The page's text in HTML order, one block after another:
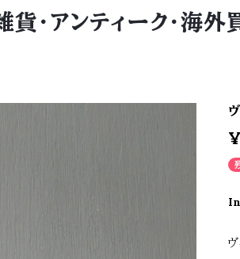
アンティーク・海外